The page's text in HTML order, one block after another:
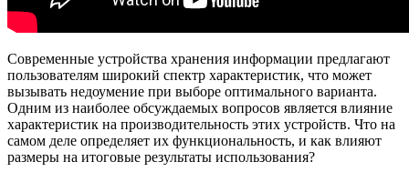
Современные устройства хранения информации предлагают
пользователям широкий спектр характеристик, что может
вызывать недоумение при выборе оптимального варианта.
Одним из наиболее обсуждаемых вопросов является влияние
характеристик на производительность этих устройств. Что на
самом деле определяет их функциональность, и как влияют
размеры на итоговые результаты использования?